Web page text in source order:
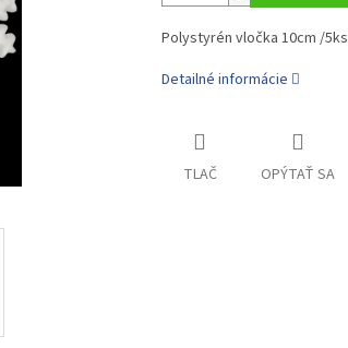
Polystyrén vločka 10cm /5ks
Detailné informácie
TLAČ OPÝTAŤ SA